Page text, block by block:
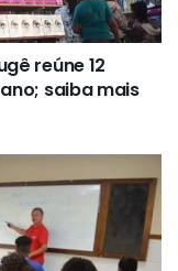
reúne 12
saiba mais